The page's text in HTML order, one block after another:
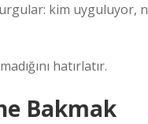
kim uyguluyor,
hatırlatır.
Bakmak